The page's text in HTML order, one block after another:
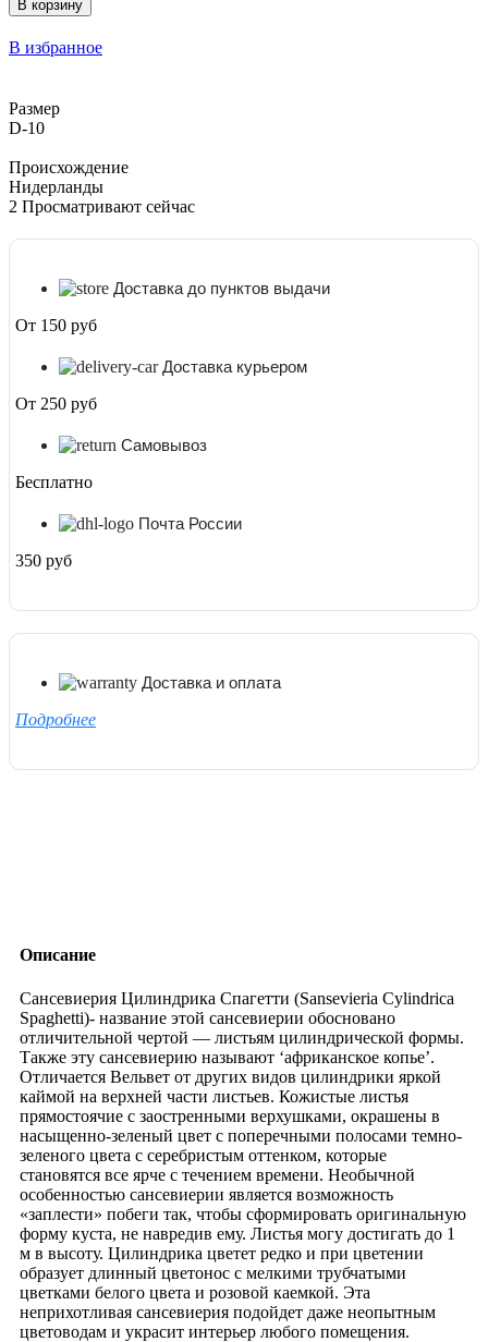
Сансевиерия
Цилиндрика
Спагетти
10
В корзину
В избранное
Размер
D-10
Происхождение
Нидерланды
2 Просматривают сейчас
Доставка до пунктов выдачи
От 150 руб
Доставка курьером
От 250 руб
Самовывоз
Бесплатно
Почта России
350 руб
Доставка и оплата
Подробнее
Описание
Сансевиерия Цилиндрика Спагетти (Sansevieria Cylindrica
Spaghetti)- название этой сансевиерии обосновано
отличительной чертой — листьям цилиндрической формы.
Также эту сансевиерию называют ‘африканское копье’.
Отличается Вельвет от других видов цилиндрики яркой
каймой на верхней части листьев. Кожистые листья
прямостоячие с заостренными верхушками, окрашены в
насыщенно-зеленый цвет с поперечными полосами темно-
зеленого цвета с серебристым оттенком, которые
становятся все ярче с течением времени. Необычной
особенностью сансевиерии является возможность
«заплести» побеги так, чтобы сформировать оригинальную
форму куста, не навредив ему. Листья могу достигать до 1
м в высоту. Цилиндрика цветет редко и при цветении
образует длинный цветонос с мелкими трубчатыми
цветками белого цвета и розовой каемкой. Эта
неприхотливая сансевиерия подойдет даже неопытным
цветоводам и украсит интерьер любого помещения.